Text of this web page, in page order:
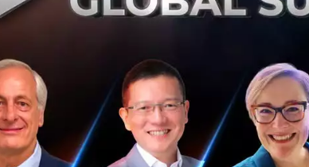
Microsoft จับมือ depa จัดกิจกรรม
Code Thailand วางรากฐานสู่ยุค AI
บริษัท ไมโครซอฟท์ (ประเทศไทย) จำกัด ร่ว